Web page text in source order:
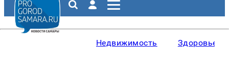
Недвижимость Здоровье